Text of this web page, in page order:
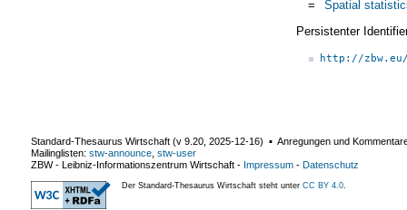
=
Spatial
Persistenter
http://
Standard-Thesaurus Wirtschaft (v 9.20 2025-12-16) ▪ Anregungen und
Mailinglisten: stw-announce stw-user
ZBW - Leibniz-Informationszentrum Wirtschaft - Impressum - Datenschutz
Der Standard-Thesaurus Wirtschaft steht unter CC BY 4.0